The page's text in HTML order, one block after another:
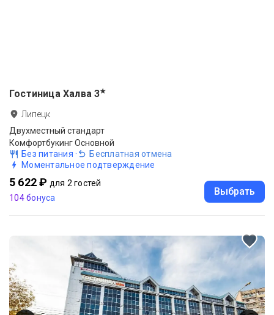
Гостиница Халва 3★
Липецк
Двухместный стандарт
Комфортбукинг Основной
Без питания ·
Бесплатная отмена
Моментальное подтверждение
5 622 ₽ для 2 гостей
104 бонуса
Выбрать